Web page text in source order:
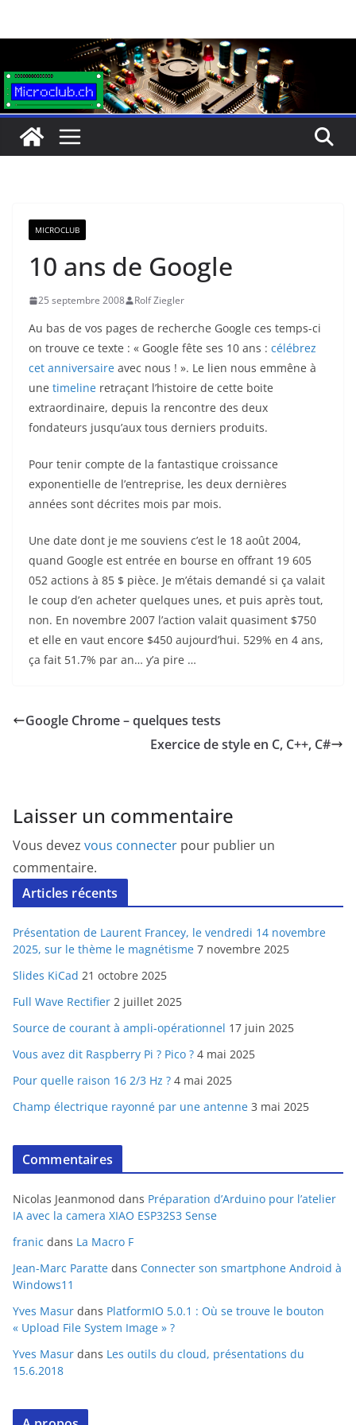
MICROCLUB
10 ans de Google
25 septembre 2008 Rolf Ziegler
Au bas de vos pages de recherche Google ces temps-ci
on trouve ce texte : « Google fête ses 10 ans : célébrez
cet anniversaire avec nous ! ». Le lien nous emmêne à
une timeline retraçant l’histoire de cette boite
extraordinaire, depuis la rencontre des deux
fondateurs jusqu’aux tous derniers produits.
Pour tenir compte de la fantastique croissance
exponentielle de l’entreprise, les deux dernières
années sont décrites mois par mois.
Une date dont je me souviens c’est le 18 août 2004,
quand Google est entrée en bourse en offrant 19 605
052 actions à 85 $ pièce. Je m’étais demandé si ça valait
le coup d’en acheter quelques unes, et puis après tout,
non. En novembre 2007 l’action valait quasiment $750
et elle en vaut encore $450 aujourd’hui. 529% en 4 ans,
ça fait 51.7% par an… y’a pire …
Google Chrome – quelques tests
Exercice de style en C, C++, C#
Laisser un commentaire
Vous devez vous connecter pour publier un
commentaire.
Articles récents
Présentation de Laurent Francey, le vendredi 14 novembre
2025, sur le thème le magnétisme 7 novembre 2025
Slides KiCad 21 octobre 2025
Full Wave Rectifier 2 juillet 2025
Source de courant à ampli-opérationnel 17 juin 2025
Vous avez dit Raspberry Pi ? Pico ? 4 mai 2025
Pour quelle raison 16 2/3 Hz ? 4 mai 2025
Champ électrique rayonné par une antenne 3 mai 2025
Commentaires
Nicolas Jeanmonod dans Préparation d’Arduino pour l’atelier
IA avec la camera XIAO ESP32S3 Sense
franic dans La Macro F
Jean-Marc Paratte dans Connecter son smartphone Android à
Windows11
Yves Masur dans PlatformIO 5.0.1 : Où se trouve le bouton
« Upload File System Image » ?
Yves Masur dans Les outils du cloud, présentations du
15.6.2018